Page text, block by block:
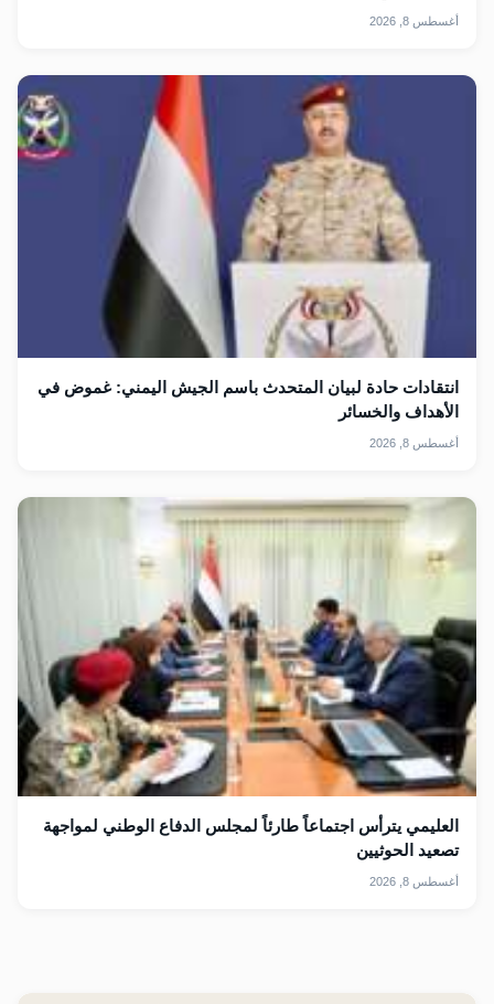
أغسطس 8, 2026
انتقادات حادة لبيان المتحدث باسم الجيش اليمني: غموض في
الأهداف والخسائر
أغسطس 8, 2026
العليمي يترأس اجتماعاً طارئاً لمجلس الدفاع الوطني لمواجهة
تصعيد الحوثيين
أغسطس 8, 2026